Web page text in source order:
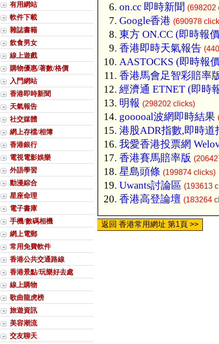
有用網站
軟件下載
雜誌書籍
飲食男女
線上遊戲
購物優惠/著數/格價
入門網站
香港即時新聞
天氣報告
社交媒體
網上存檔/相簿
香港銀行
電視電影娛樂
外語學習
動漫綜合
星座命理
電子書庫
手機/數碼相機
網上電郵
常用免費軟件
香港公共交通路線
香港景點/玩樂好去處
線上購物
歌曲龍虎榜
旅遊資訊
美容潮流
交友聊天
on.cc 即時新聞 (698202
Google香港 (690978
東方 ON.CC (即時報
香港即時天氣報告
AASTOCKS (即時報
香港馬會足智彩賠率
經濟通 ETNET (即時
明報 (298202 clicks)
gooooal波網即時結果
港股ADR指數,即時道
我愛香港投票網
香港賽馬賠率版
星島頭條 (199874 clicks)
Uwants討論區 (193613
香港高登論壇 (183264
返回 香港常用網址 第1頁 >>